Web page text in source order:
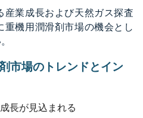
産業成長および天然ガス探査
重機用潤滑剤市場の機会とし
市場のトレンドとイン
長が見込まれる